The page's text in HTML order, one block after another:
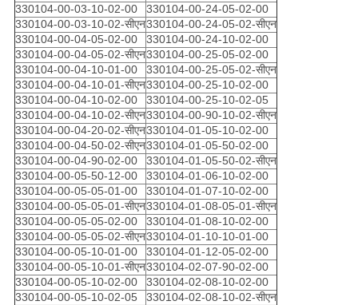
330104-00-03-10-02-00
330104-00-24-05-02-00
330104-00-03-10-02-सीएन330104-00-24-05-02-सीएन
330104-00-04-05-02-00
330104-00-24-10-02-00
330104-00-04-05-02-सीएन330104-00-25-05-02-00
330104-00-04-10-01-00
330104-00-25-05-02-सीएन
330104-00-04-10-01-सीएन330104-00-25-10-02-00
330104-00-04-10-02-00
330104-00-25-10-02-05
330104-00-04-10-02-सीएन330104-00-90-10-02-सीएन
330104-00-04-20-02-सीएन330104-01-05-10-02-00
330104-00-04-50-02-सीएन330104-01-05-50-02-00
330104-00-04-90-02-00
330104-01-05-50-02-सीएन
330104-00-05-50-12-00
330104-01-06-10-02-00
330104-00-05-05-01-00
330104-01-07-10-02-00
330104-00-05-05-01-सीएन330104-01-08-05-01-सीएन
330104-00-05-05-02-00
330104-01-08-10-02-00
330104-00-05-05-02-सीएन330104-01-10-10-01-00
330104-00-05-10-01-00
330104-01-12-05-02-00
330104-00-05-10-01-सीएन330104-02-07-90-02-00
330104-00-05-10-02-00
330104-02-08-10-02-00
330104-00-05-10-02-05
330104-02-08-10-02-सीएन